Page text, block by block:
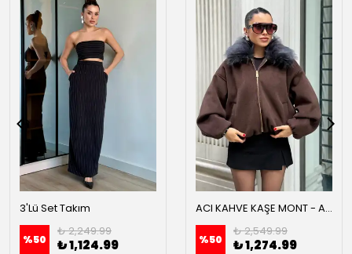
3'Lü Set Takım
%50
₺ 2,249.99
₺ 1,124.99
ACI KAHVE KAŞE MONT - Acı kahve
%50
₺ 2,549.99
₺ 1,274.99